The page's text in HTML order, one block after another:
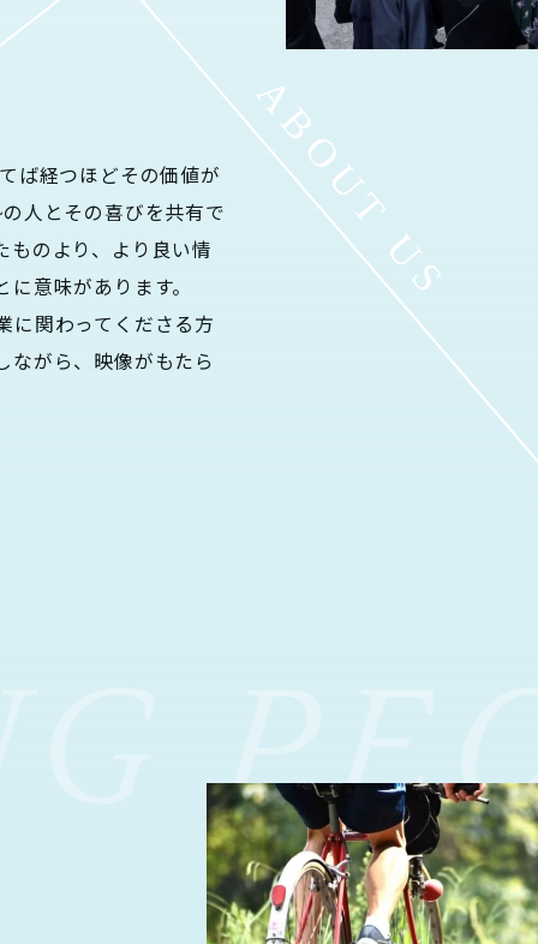
ば経つほどその価値が
人とその喜びを共有で
ものより、より良い情
意味があります。
に関わってくださる方
ながら、映像がもたら